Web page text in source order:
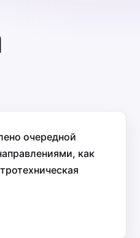
очередной
как